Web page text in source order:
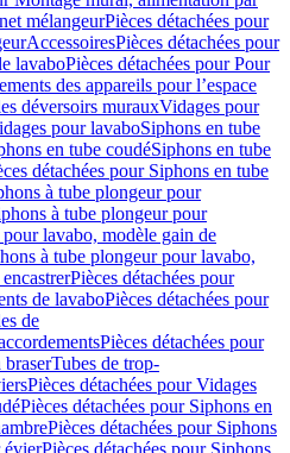
mélangeurPièces détachées pour
AccessoiresPièces détachées pour
lavaboPièces détachées pour Pour
des appareils pour l’espace
déversoirs murauxVidages pour
pour lavaboSiphons en tube
en tube coudéSiphons en tube
détachées pour Siphons en tube
à tube plongeur pour
à tube plongeur pour
lavabo, modèle gain de
à tube plongeur pour lavabo,
Pièces détachées pour
de lavaboPièces détachées pour
de
Pièces détachées pour
Tubes de trop-
Pièces détachées pour Vidages
Pièces détachées pour Siphons en
Pièces détachées pour Siphons
évierPièces détachées pour Siphons